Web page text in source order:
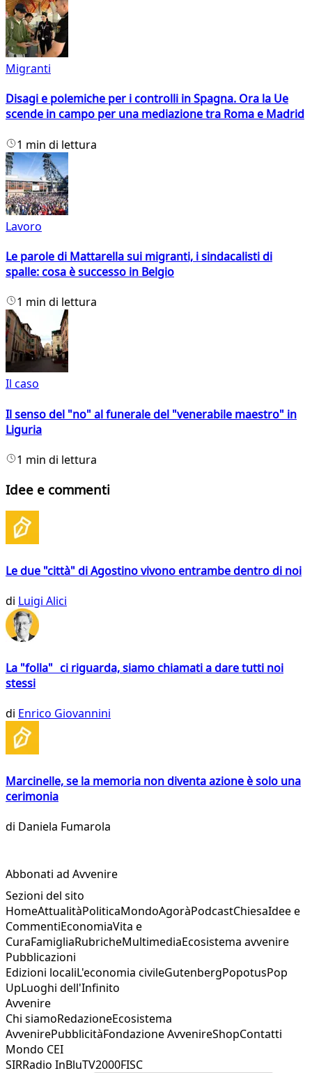
Migranti
Disagi e polemiche per i controlli in Spagna. Ora la Ue
scende in campo per una mediazione tra Roma e Madrid
1 min di lettura
Lavoro
Le parole di Mattarella sui migranti, i sindacalisti di
spalle: cosa è successo in Belgio
1 min di lettura
Il caso
Il senso del "no" al funerale del "venerabile maestro" in
Liguria
1 min di lettura
Idee e commenti
Le due "città" di Agostino vivono entrambe dentro di noi
di Luigi Alici
La "folla" ci riguarda, siamo chiamati a dare tutti noi
stessi
di Enrico Giovannini
Marcinelle, se la memoria non diventa azione è solo una
cerimonia
di Daniela Fumarola
Abbonati ad Avvenire
Sezioni del sito
HomeAttualitàPoliticaMondoAgoràPodcastChiesaIdee e
CommentiEconomiaVita e
CuraFamigliaRubricheMultimediaEcosistema avvenire
Pubblicazioni
Edizioni localiL'economia civileGutenbergPopotusPop
UpLuoghi dell'Infinito
Avvenire
Chi siamoRedazioneEcosistema
AvvenirePubblicitàFondazione AvvenireShopContatti
Mondo CEI
SIRRadio InBluTV2000FISC